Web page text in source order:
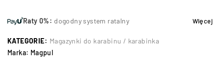
Raty 0%: dogodny system ratalny Więcej
KATEGORIE: Magazynki do karabinu / karabinka
Marka: Magpul